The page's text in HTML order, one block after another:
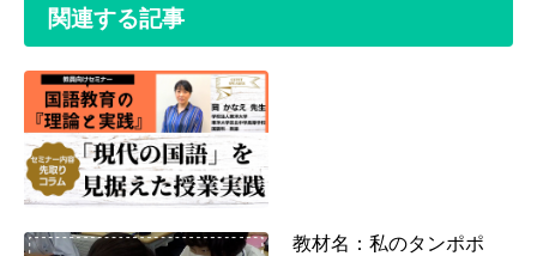
関連する記事
教材名：私のタンポポ